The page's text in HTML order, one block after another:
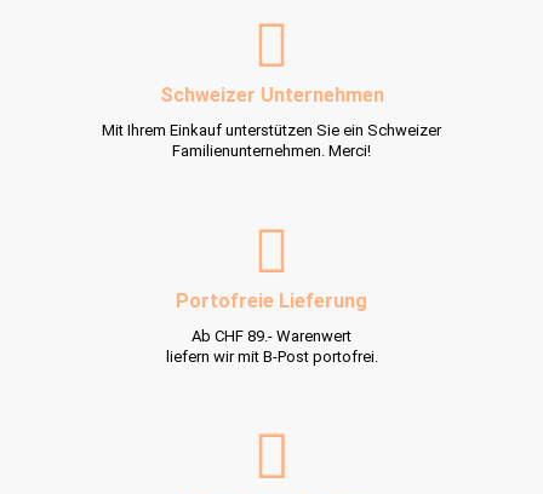
Schweizer Unternehmen
Mit Ihrem Einkauf unterstützen Sie ein Schweizer
Familienunternehmen. Merci!
Portofreie Lieferung
Ab CHF 89.- Warenwert
liefern wir mit B-Post portofrei.